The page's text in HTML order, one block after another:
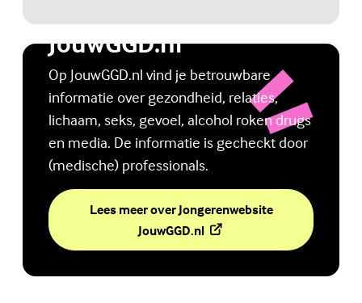
Jongerenwebsite
JouwGGD.nl
Op JouwGGD.nl vind je betrouwbare
informatie over gezondheid, relaties,
lichaam, seks, gevoel, alcohol roken drugs
en media. De informatie is gecheckt door
(medische) professionals.
Lees meer over Jongerenwebsite
JouwGGD.nl(Externe link)